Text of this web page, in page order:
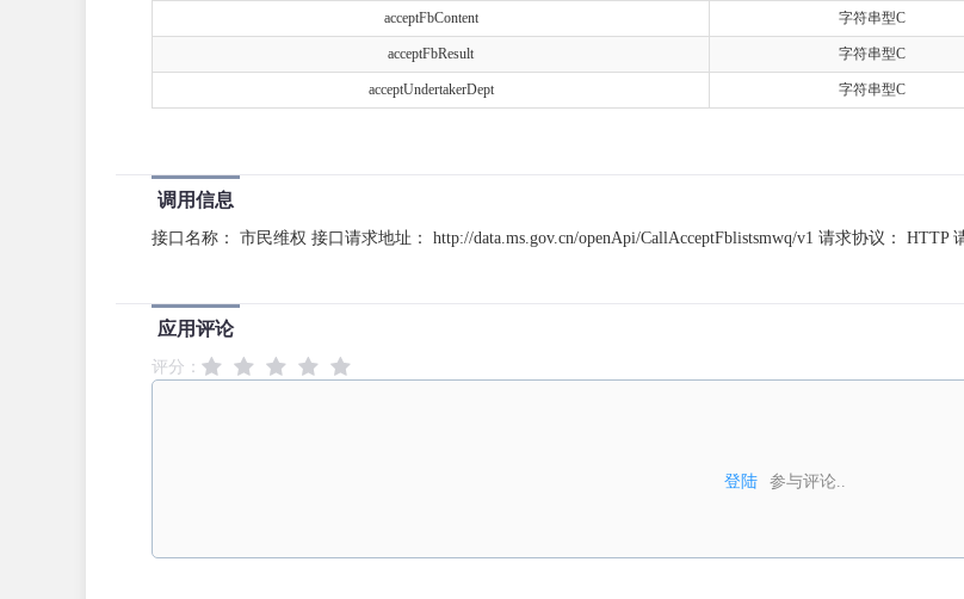
acceptFbContent 字符串型C
acceptFbResult 字符串型C
acceptUndertakerDept 字符串型C
调用信息
接口名称： 市民维权 接口请求地址： http://data.ms.gov.cn/openApi/CallAcceptFblistsmwq/v1 请求协议： HTTP
应用评论
评分：
登陆 参与评论..